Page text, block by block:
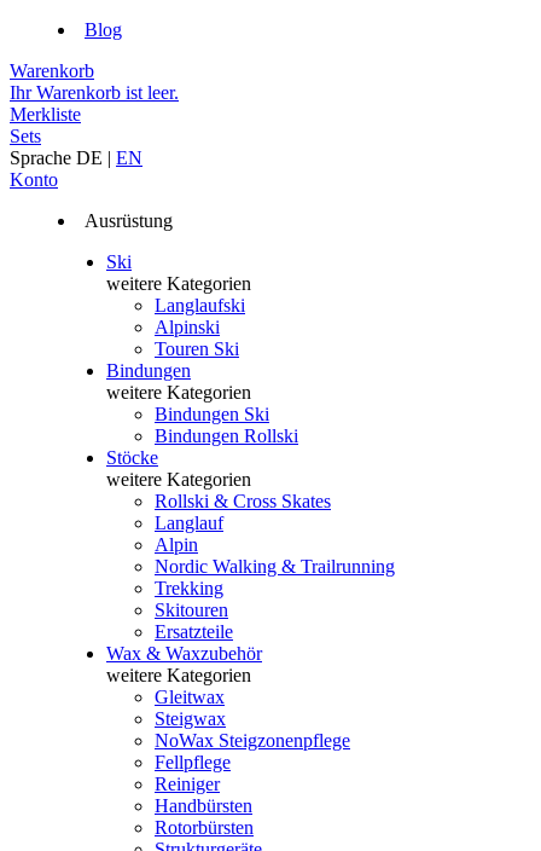
Blog
Warenkorb
Ihr Warenkorb ist leer.
Merkliste
Sets
Sprache DE | EN
Konto
Ausrüstung
Ski
weitere Kategorien
Langlaufski
Alpinski
Touren Ski
Bindungen
weitere Kategorien
Bindungen Ski
Bindungen Rollski
Stöcke
weitere Kategorien
Rollski & Cross Skates
Langlauf
Alpin
Nordic Walking & Trailrunning
Trekking
Skitouren
Ersatzteile
Wax & Waxzubehör
weitere Kategorien
Gleitwax
Steigwax
NoWax Steigzonenpflege
Fellpflege
Reiniger
Handbürsten
Rotorbürsten